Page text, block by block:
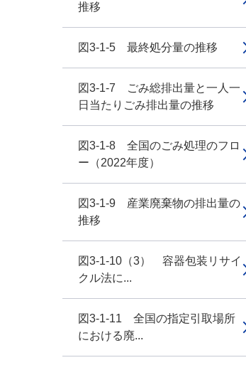
推移
図3-1-5 最終処分量の推移
図3-1-7 ごみ総排出量と一人一
日当たりごみ排出量の推移
図3-1-8 全国のごみ処理のフロ
ー（2022年度）
図3-1-9 産業廃棄物の排出量の
推移
図3-1-10（3） 容器包装リサイ
クル法に...
図3-1-11 全国の指定引取場所
における廃...